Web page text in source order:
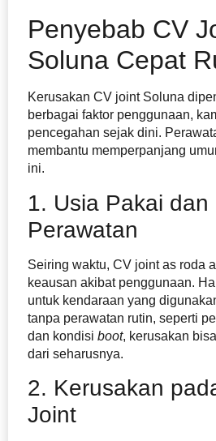
Penyebab CV
Soluna Cepat
Kerusakan CV joint Soluna
berbagai faktor penggunaan,
pencegahan sejak dini.
membantu memperpanjang
ini.
1. Usia Pakai
Perawatan
Seiring waktu, CV joint as roda
keausan akibat penggunaan.
untuk kendaraan yang
tanpa perawatan rutin, seperti
dan kondisi boot, kerusakan
dari seharusnya.
2. Kerusakan
Joint